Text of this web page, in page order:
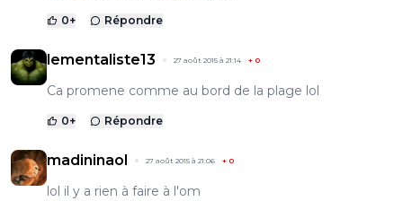
0+ Répondre
lementaliste13 27 août 2015 à 21:14 + 0
Ca promene comme au bord de la plage lol
0+ Répondre
madininaol 27 août 2015 à 21:06 + 0
lol il y a rien à faire à l'om